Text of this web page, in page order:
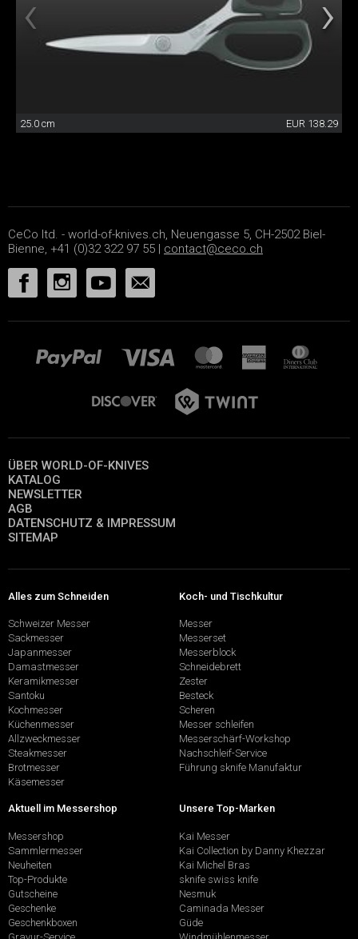
25.0 cm EUR 138.29
CeCo ltd. - world-of-knives.ch, Neuengasse 5, CH-2502 Biel-
Bienne, +41 (0)32 322 97 55 | contact@ceco.ch
ÜBER WORLD-OF-KNIVES
KATALOG
NEWSLETTER
AGB
DATENSCHUTZ & IMPRESSUM
SITEMAP
Alles zum Schneiden
Schweizer Messer
Sackmesser
Japanmesser
Damastmesser
Keramikmesser
Santoku
Kochmesser
Küchenmesser
Allzweckmesser
Steakmesser
Brotmesser
Käsemesser
Koch- und Tischkultur
Messer
Messerset
Messerblock
Schneidebrett
Zester
Besteck
Scheren
Messer schleifen
Messerschärf-Workshop
Nachschleif-Service
Führung sknife Manufaktur
Aktuell im Messershop
Messershop
Sammlermesser
Neuheiten
Top-Produkte
Gutscheine
Geschenke
Geschenkboxen
Unsere Top-Marken
Kai Messer
Kai Collection by Danny Khezzar
Kai Michel Bras
sknife swiss knife
Nesmuk
Caminada Messer
Güde